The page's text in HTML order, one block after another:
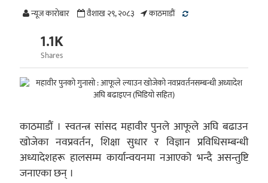
न्यूज काराेबार वैशाख २९, २०८३ काठमाडाैं
1.1K
Shares
काठमाडौं । स्वतन्त्र सांसद महावीर पुनले आफूले अघि बढाउन
खोजेका नवप्रवर्तन, शिक्षा सुधार र विज्ञान प्रविधिसम्बन्धी
अध्यादेशहरू हालसम्म कार्यान्वयनमा नआएको भन्दै असन्तुष्टि
जनाएका छन् ।